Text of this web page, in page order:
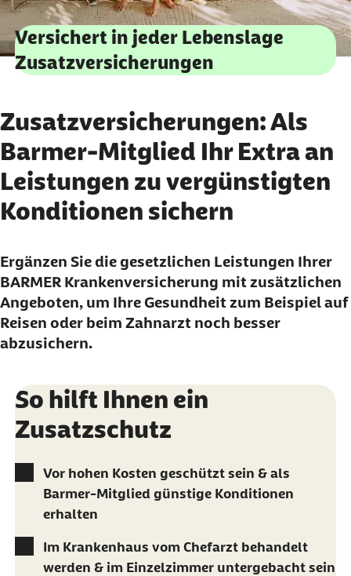
Versichert in jeder Lebenslage
Zusatzversicherungen
Zusatzversicherungen: Als
Barmer-Mitglied Ihr Extra an
Leistungen zu vergünstigten
Konditionen sichern
Ergänzen Sie die gesetzlichen Leistungen Ihrer
BARMER Krankenversicherung mit zusätzlichen
Angeboten, um Ihre Gesundheit zum Beispiel auf
Reisen oder beim Zahnarzt noch besser
abzusichern.
So hilft Ihnen ein
Zusatzschutz
Vor hohen Kosten geschützt sein & als
Barmer-Mitglied günstige Konditionen
erhalten
Im Krankenhaus vom Chefarzt behandelt
werden & im Einzelzimmer untergebacht sein